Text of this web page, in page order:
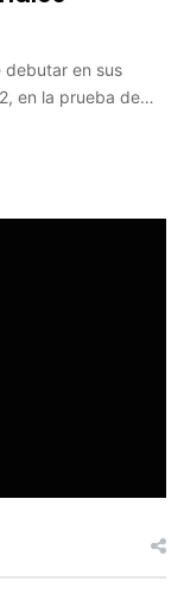
debutar en sus
en la prueba de…